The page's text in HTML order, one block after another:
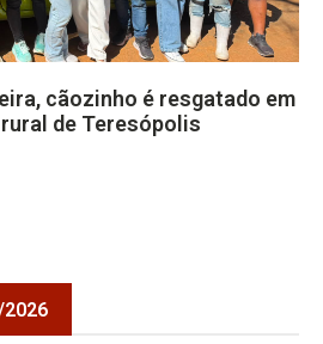
cãozinho é resgatado em
de Teresópolis